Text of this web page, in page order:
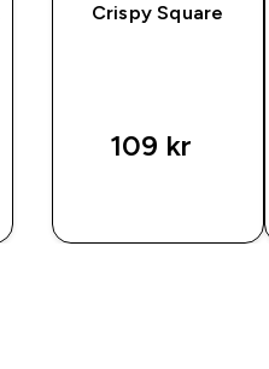
Crispy Square
109 kr‎